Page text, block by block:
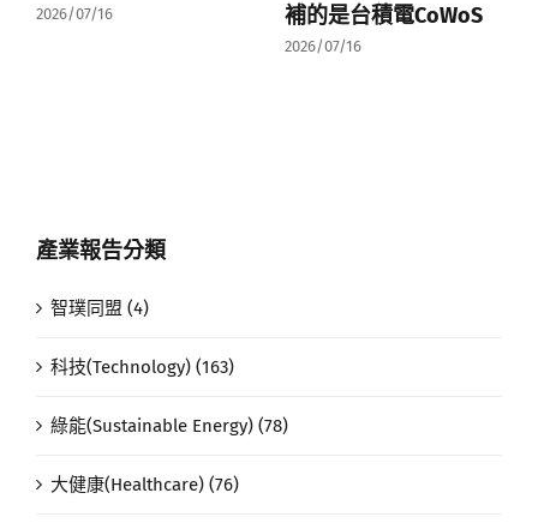
2026/07/16
補的是台積電CoWoS
2026/07/16
產業報告分類
智璞同盟 (4)
科技(Technology) (163)
綠能(Sustainable Energy) (78)
大健康(Healthcare) (76)